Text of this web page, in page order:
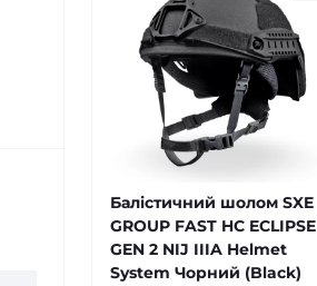
Балістичний шолом SXE
GROUP FAST HC ECLIPSE
GEN 2 NIJ IIIA Helmet
System Чорний (Black)